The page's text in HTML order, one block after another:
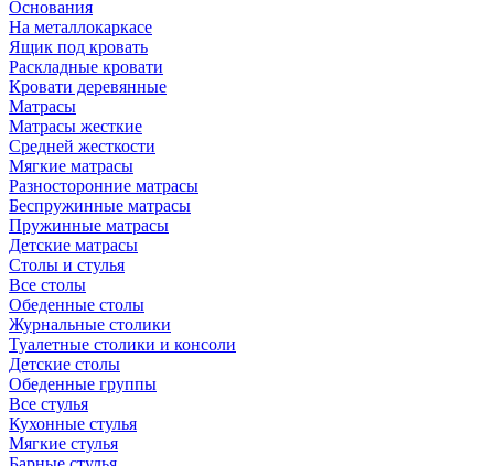
Основания
На металлокаркасе
Ящик под кровать
Раскладные кровати
Кровати деревянные
Матрасы
Матрасы жесткие
Средней жесткости
Мягкие матрасы
Разносторонние матрасы
Беспружинные матрасы
Пружинные матрасы
Детские матрасы
Столы и стулья
Все столы
Обеденные столы
Журнальные столики
Туалетные столики и консоли
Детские столы
Обеденные группы
Все стулья
Кухонные стулья
Мягкие стулья